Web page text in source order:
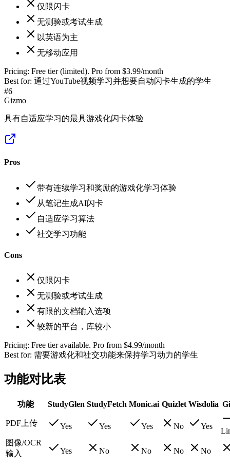
仅限闪卡
无测验或考试生成
以英语为主
无移动应用
Pricing: Free tier (limited). Pro from $3.99/month
Best for: 通过YouTube视频学习并想要自动闪卡生成的学生
#6
Gizmo
具有自适应学习的最具游戏化闪卡体验
Pros
带有连续学习和奖励的游戏化学习体验
从笔记生成AI闪卡
自适应学习算法
社交学习功能
Cons
仅限闪卡
无测验或考试生成
有限的文档输入选项
较新的平台，库较小
Pricing: Free tier available. Pro from $4.99/month
Best for: 需要游戏化和社交功能来保持学习动力的学生
功能对比表
功能 StudyGlen StudyFetch Monic.ai Quizlet Wisdolia
PDF上传 Yes Yes Yes No Yes
图像/OCR
输入
Yes No No No No